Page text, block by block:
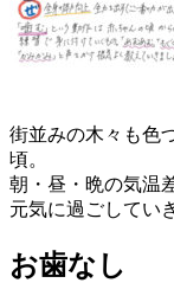
街並みの木々も色
頃。
朝・昼・晩の気温
元気に過ごしてい
お歯なし